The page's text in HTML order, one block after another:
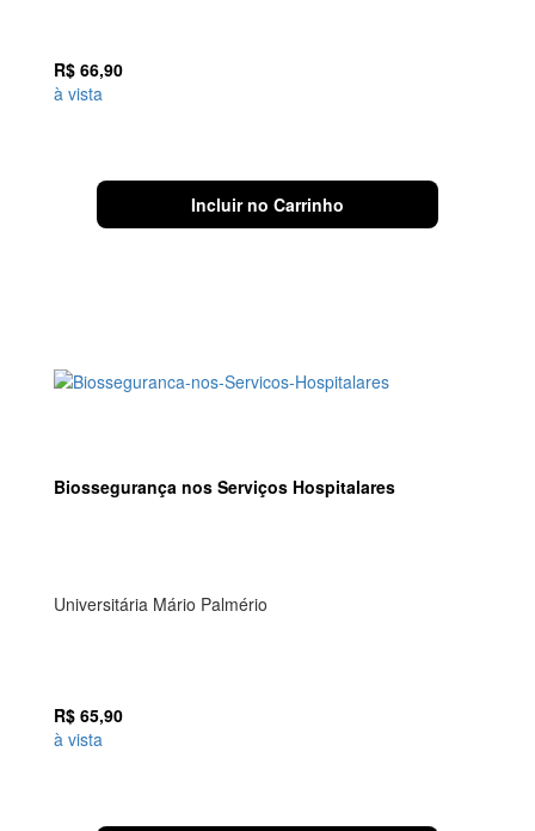
R$ 66,90
à vista
Incluir no Carrinho
Biossegurança nos Serviços Hospitalares
Universitária Mário Palmério
R$ 65,90
à vista